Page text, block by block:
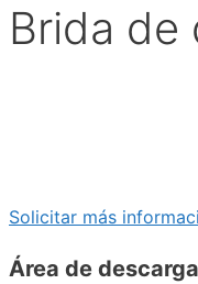
Brida de
Solicitar más
Área de